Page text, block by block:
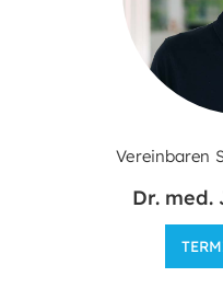
Vereinbaren
Dr. med.